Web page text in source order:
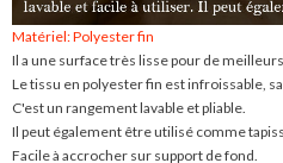
Matériel: Polyester fin
Il a une surface très lisse pour de
Le tissu en polyester fin est infroissable,
C'est un rangement lavable et pliable.
Il peut également être utilisé comme
Facile à accrocher sur support de fond.